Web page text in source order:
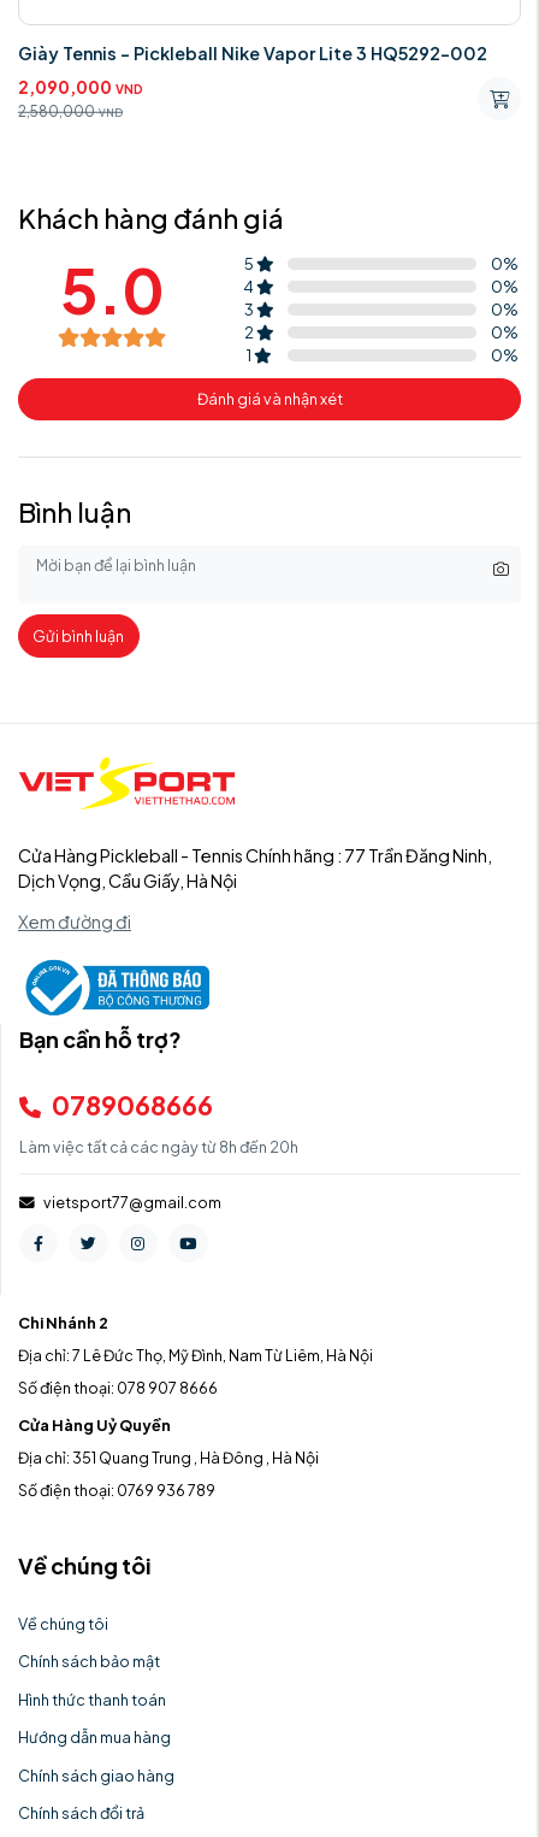
Giày Tennis - Pickleball Nike Vapor Lite 3 HQ5292-002
2,090,000 VND
2,580,000 VND
Khách hàng đánh giá
5.0 5 0%
4
0%
3
0%
2
0%
1
0%
Đánh giá và nhận xét
Bình luận
Gửi bình luận
Cửa Hàng Pickleball - Tennis Chính hãng : 77 Trần Đăng Ninh,
Dịch Vọng, Cầu Giấy, Hà Nội
Xem đường đi
Bạn cần hỗ trợ?
0789068666
Làm việc tất cả các ngày từ 8h đến 20h
vietsport77@gmail.com
Chi Nhánh 2
Địa chỉ: 7 Lê Đức Thọ, Mỹ Đình, Nam Từ Liêm, Hà Nội
Số điện thoại: 078 907 8666
Cửa Hàng Uỷ Quyền
Địa chỉ: 351 Quang Trung , Hà Đông , Hà Nội
Số điện thoại: 0769 936 789
Về chúng tôi
Về chúng tôi
Chính sách bảo mật
Hình thức thanh toán
Hướng dẫn mua hàng
Chính sách giao hàng
Chính sách đổi trả